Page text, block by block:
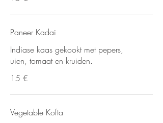
Paneer Kadai
Indiase kaas gekookt met pepers,
uien, tomaat en kruiden.
15 €
Vegetable Kofta